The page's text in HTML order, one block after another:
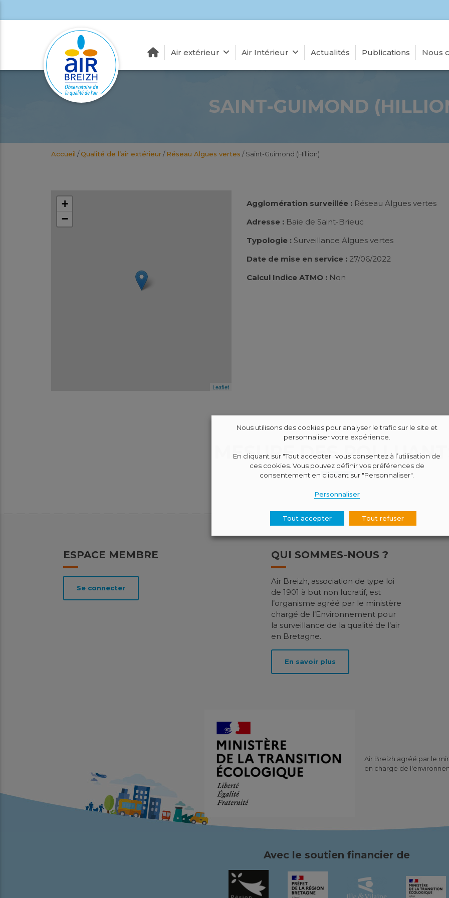
Air extérieur Air Intérieur Actualités Publications Nous
SAINT-GUIMOND
Accueil /Qualité de l’air extérieur/Réseau Algues vertes /Saint-Guimond (Hillion)
+
−
Leaflet
Agglomération surveillée : Réseau Algues vertes
Adresse : Baie de Saint-Brieuc
Typologie : Surveillance Algues vertes
Date de mise en service : 27/06/2022
Calcul Indice ATMO : Non
MESURE DES POLLUANTS
ESPACE MEMBRE
Se connecter
QUI SOMMES-NOUS ?
Air Breizh, association de type loi
de 1901 à but non lucratif, est
l’organisme agréé par le ministère
chargé de l’Environnement pour
la surveillance de la qualité de l’air
en Bretagne.
En savoir plus
Air Breizh agréé par le
en charge de
Avec le soutien financier de
Nous utilisons des cookies pour analyser le trafic sur le site et
personnaliser votre expérience.
En cliquant sur "Tout accepter" vous consentez à l’utilisation de
ces cookies. Vous pouvez définir vos préférences de
consentement en cliquant sur "Personnaliser".
Personnaliser
Tout accepter Tout refuser